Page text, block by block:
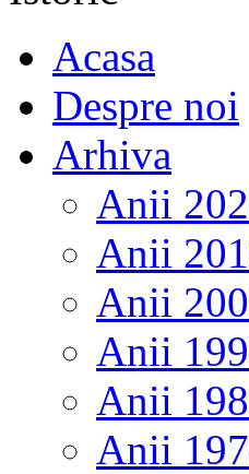
Acasa
Despre noi
Arhiva
Anii
Anii
Anii
Anii
Anii
Anii